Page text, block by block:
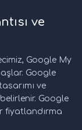
ve
Google My
Google
ve
Google
fiyatlandırma